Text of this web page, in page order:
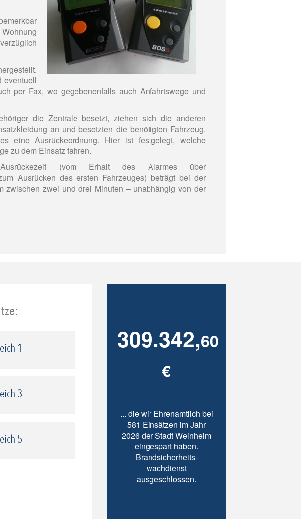
eventuell
per Fax, wo gegebenenfalls auch Anfahrtswege und
die Zentrale besetzt, ziehen sich die anderen
an und besetzten die benötigten Fahrzeug.
eine Ausrückeordnung. Hier ist festgelegt, welche
zu dem Einsatz fahren.
(vom Erhalt des Alarmes über
Ausrücken des ersten Fahrzeuges) beträgt bei der
zwischen zwei und drei Minuten – unabhängig von der
1
3
5
309.342,60
€
... die wir Ehrenamtlich bei
581 Einsätzen im Jahr
2026 der Stadt Weinheim
eingespart haben.
Brandsicherheits-
wachdienst
ausgeschlossen.